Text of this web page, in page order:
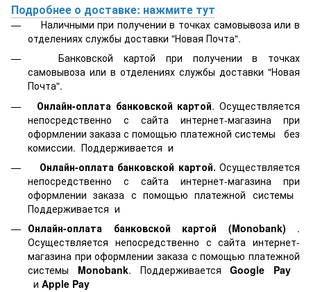
Подробнее о доставке: нажмите тут
Наличными при получении в точках самовывоза или в
отделениях службы доставки "Новая Почта".
Банковской картой при получении в точках
самовывоза или в отделениях службы доставки "Новая
Почта".
Онлайн-оплата банковской картой. Осуществляется
непосредственно с сайта интернет-магазина при
оформлении заказа с помощью платежной системы
без
комиссии. Поддерживается и
Онлайн-оплата банковской картой. Осуществляется
непосредственно с сайта интернет-магазина при
оформлении заказа с помощью платежной системы
Поддерживается и
Онлайн-оплата банковской картой
(Monobank) .
Осуществляется непосредственно с сайта интернет-
магазина при оформлении заказа с помощью платежной
системы Monobank. ПоддерживаетсяGoogle Pay
и Apple Pay